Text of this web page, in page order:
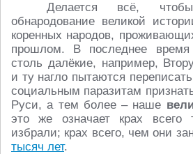
Делается всё,
обнародование великой
коренных народов,
прошлом. В последнее
столь далёкие, например,
и ту нагло пытаются
социальным паразитам
Руси, а тем более – наше
это же означает крах всего
избрали; крах всего, чем они
тысяч лет.